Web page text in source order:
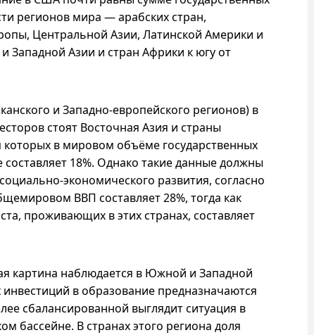
регионов мира — арабских стран,
Центральной Азии, Латинской Америки и
Западной Азии и стран Африки к югу от
и Западно-европейского регионов) в
стоят Восточная Азия и страны
которых в мировом объёме государственных
18%. Однако такие данные должны
экономического развития, согласно
ВВП составляет 28%, тогда как
проживающих в этих странах, составляет
картина наблюдается в Южной и Западной
в образование предназначаются
сбалансированной выглядит ситуация в
бассейне. В странах этого региона доля